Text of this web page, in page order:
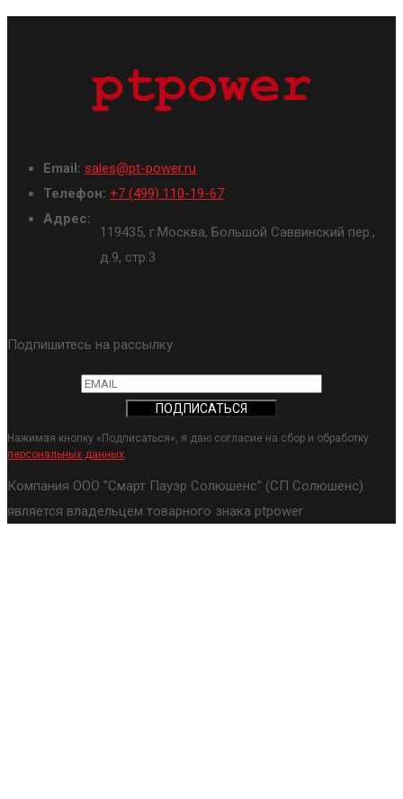
Email: sales@pt-power.ru
Телефон: +7 (499) 110-19-67
Адрес:
119435, г.Москва, Большой Саввинский пер.,
д.9, стр.3
Подпишитесь на рассылку
Нажимая кнопку «Подписаться», я даю согласие на сбор и обработку
персональных данных.
Компания ООО "Смарт Пауэр Солюшенс" (СП Солюшенс)
является владельцем товарного знака ptpower